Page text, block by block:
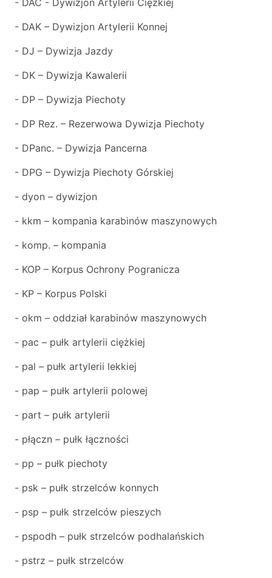
- DAC - Dywizjon Artylerii Ciężkiej
- DAK – Dywizjon Artylerii Konnej
- DJ – Dywizja Jazdy
- DK – Dywizja Kawalerii
- DP – Dywizja Piechoty
- DP Rez. – Rezerwowa Dywizja Piechoty
- DPanc. – Dywizja Pancerna
- DPG – Dywizja Piechoty Górskiej
- dyon – dywizjon
- kkm – kompania karabinów maszynowych
- komp. – kompania
- KOP – Korpus Ochrony Pogranicza
- KP – Korpus Polski
- okm – oddział karabinów maszynowych
- pac – pułk artylerii ciężkiej
- pal – pułk artylerii lekkiej
- pap – pułk artylerii polowej
- part – pułk artylerii
- płączn – pułk łączności
- pp – pułk piechoty
- psk – pułk strzelców konnych
- psp – pułk strzelców pieszych
- pspodh – pułk strzelców podhalańskich
- pstrz – pułk strzelców